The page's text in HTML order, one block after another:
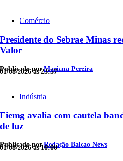
Comércio
Presidente do Sebrae Minas
Valor
Publicado porMariana Pereira
01/08/2026 às 23:57
Indústria
Fiemg avalia com cautela
de luz
Publicado porRedação Balcao News
01/08/2026 às 10:00